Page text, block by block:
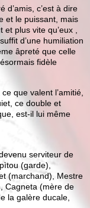
d’amis, c’est à dire
et le puissant, mais
plus vite qu’eux ,
d’une humiliation
âpreté que celle
fidèle
que valent l’amitié,
ce double et
est-il lui même
serviteur de
(garde),
(marchand), Mestre
Cagneta (mère de
la galère ducale,